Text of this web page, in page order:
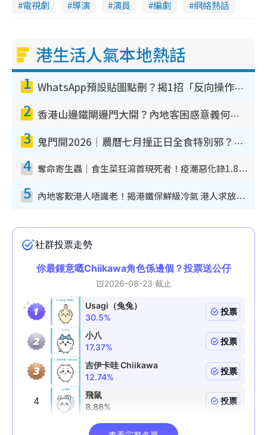
電視劇
導演 演員 編劇 網絡熱話
港生活人氣本地熱話
1 WhatsApp預設貼圖點刪？揭1招「反向操作」還原簡潔介面 附3步實測教學
2 香港山邊鐵閘邊門大開？內地客困惑意義何在！網民神回覆：呢種叫法理性防禦
3 鬼門開2026｜農曆七月撞正日全食特別邪？專家警告切忌做一事！揭4大禁忌+2招保平安
4 奪命寄生蟲｜食生菜狂瀉首現死者！疫潮惡化錄1.8萬宗病例 揭洗菜3大謬誤
5 內地客歎港人唔識老！揭港鐵保鮮級冷氣 港人求放過：咪投訴